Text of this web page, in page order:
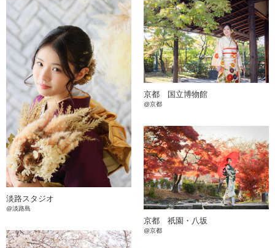
淡路スタジオ
@淡路島
京都 国立博物館
@京都
京都 祇園・八坂
@京都